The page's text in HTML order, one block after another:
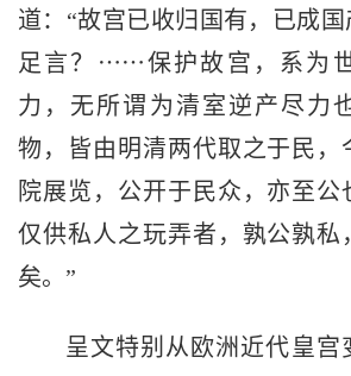
道：“故宫已收归国有，已成
足言？⋯⋯保护故宫，系为
力，无所谓为清室逆产尽力
物，皆由明清两代取之于民，
院展览，公开于民众，亦至公
仅供私人之玩弄者，孰公孰私
矣。”
呈文特别从欧洲近代皇宫